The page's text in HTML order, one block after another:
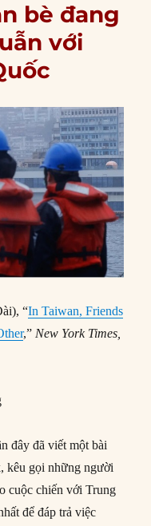
bè đang
với
“In Taiwan, Friends
,” New York Times,
đây đã viết một bài
kêu gọi những người
cuộc chiến với Trung
để đáp trả việc